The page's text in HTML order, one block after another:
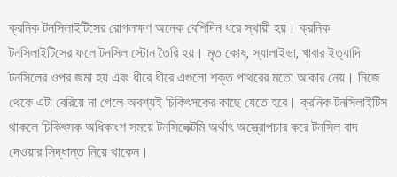
ক্রনিক টনসিলাইটিসের রোগলক্ষণ অনেক বেশিদিন ধরে স্থায়ী হয়। ক্রনিক
টনসিলাইটিসের ফলে টনসিল স্টোন তৈরি হয়। মৃত কোষ, স্যালাইভা, খাবার ইত্যাদি
টনসিলের ওপর জমা হয় এবং ধীরে ধীরে এগুলো শক্ত পাথরের মতো আকার নেয়। নিজে
থেকে এটা বেরিয়ে না গেলে অবশ্যই চিকিৎসকের কাছে যেতে হবে। ক্রনিক টনসিলাইটিস
থাকলে চিকিৎসক অধিকাংশ সময়ে টনসিলেক্টমি অর্থাৎ অস্ত্রোপচার করে টনসিল বাদ
দেওয়ার সিদ্ধান্ত নিয়ে থাকেন।